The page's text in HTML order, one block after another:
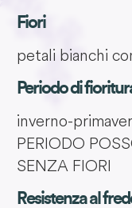
Fiori
petali bianchi
Periodo di
inverno-
PERIODO
SENZA FIORI
Resistenza al